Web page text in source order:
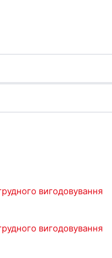
вигодовування
вигодовування